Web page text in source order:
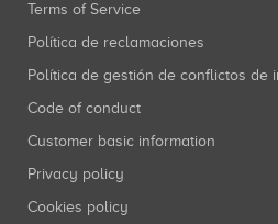
Terms of Service
Política de reclamaciones
Política de gestión de conflictos de
Code of conduct
Customer basic information
Privacy policy
Cookies policy